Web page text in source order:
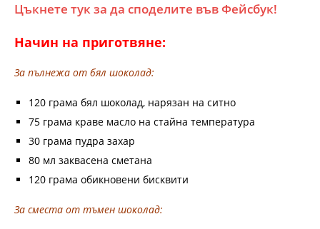
Цъкнете тук за да споделите във Фейсбук!
Начин на приготвяне:
За пълнежа от бял шоколад:
120 грама бял шоколад, нарязан на ситно
75 грама краве масло на стайна температура
30 грама пудра захар
80 мл заквасена сметана
120 грама обикновени бисквити
За сместа от тъмен шоколад: